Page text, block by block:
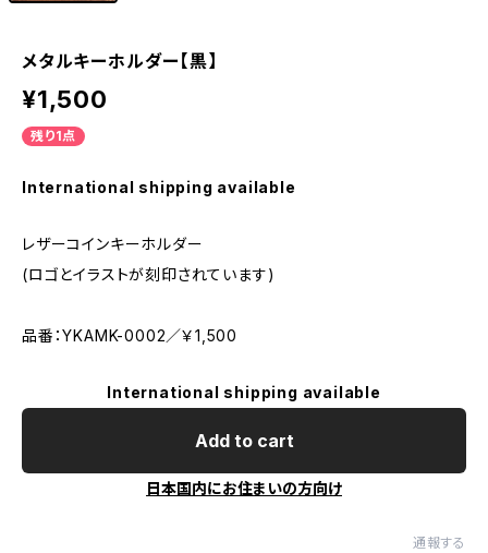
メタルキーホルダー【黒】
¥1,500
残り1点
International shipping available
レザーコインキーホルダー
(ロゴとイラストが刻印されています)
品番：YKAMK-0002／￥1,500
International shipping available
Add to cart
日本国内にお住まいの方向け
通報する